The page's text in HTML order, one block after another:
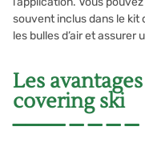
souvent inclus dans le kit
les bulles d’air et
Les
covering ski